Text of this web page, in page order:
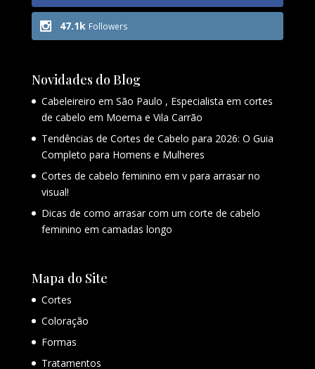
47.1k Followers
Novidades do Blog
Cabeleireiro em São Paulo , Especialista em cortes
de cabelo em Moema e Vila Carrão
Tendências de Cortes de Cabelo para 2026: O Guia
Completo para Homens e Mulheres
Cortes de cabelo feminino em v para arrasar no
visual!
Dicas de como arrasar com um corte de cabelo
feminino em camadas longo
Mapa do Site
Cortes
Coloração
Formas
Tratamentos